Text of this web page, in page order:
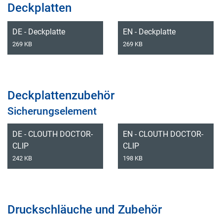
Deckplatten
DE - Deckplatte
269 KB
EN - Deckplatte
269 KB
Deckplattenzubehör
Sicherungselement
DE - CLOUTH DOCTOR-
CLIP
242 KB
EN - CLOUTH DOCTOR-
CLIP
198 KB
Druckschläuche und Zubehör